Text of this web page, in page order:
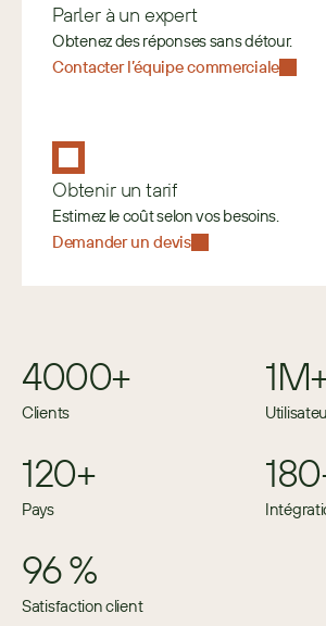
Parler à un expert
Obtenez des réponses sans détour.
Contacter l’équipe commerciale
Obtenir un tarif
Estimez le coût selon vos besoins.
Demander un devis
4000+
Clients
120+
Pays
96 %
Satisfaction client